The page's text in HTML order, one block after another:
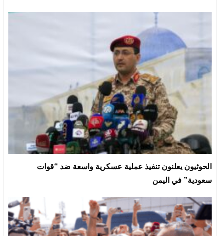
الحوثيون يعلنون تنفيذ عملية عسكرية واسعة ضد “قوات
سعودية” في اليمن